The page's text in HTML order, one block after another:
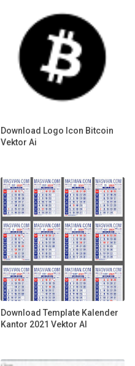
Download Logo Icon Bitcoin
Vektor Ai
Download Template Kalender
Kantor 2021 Vektor AI